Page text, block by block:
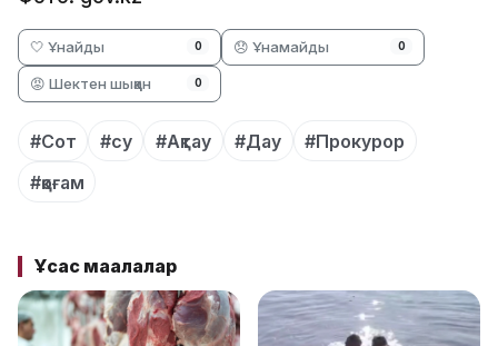
🤍 Ұнайды 0 😞 Ұнамайды 0
😡 Шектен шыққан 0
#Сот #су #Ақтау #Дау
#Прокурор
#қоғам
Ұқсас мақалалар